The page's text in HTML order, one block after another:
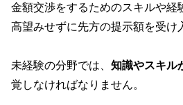
金額交渉をするためのスキルや経
高望みせずに先方の提示額を受け
未経験の分野では、 知識やスキル
覚しなければなりません。